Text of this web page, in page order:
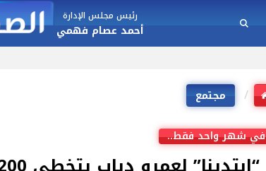
رئيس مجلس الإدارة
أحمد عصام فهمي
مجتمع
في شهر واحد فقط..